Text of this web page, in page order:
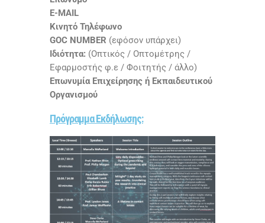
E-MAIL
Κινητό Τηλέφωνο
GOC NUMBER (εφόσον υπάρχει)
Ιδιότητα: (Οπτικός / Οπτομέτρης /
Εφαρμοστής φ.ε / Φοιτητής / άλλο)
Επωνυμία Επιχείρησης ή Εκπαιδευτικού
Οργανισμού
Πρόγραμμα Εκδήλωσης: